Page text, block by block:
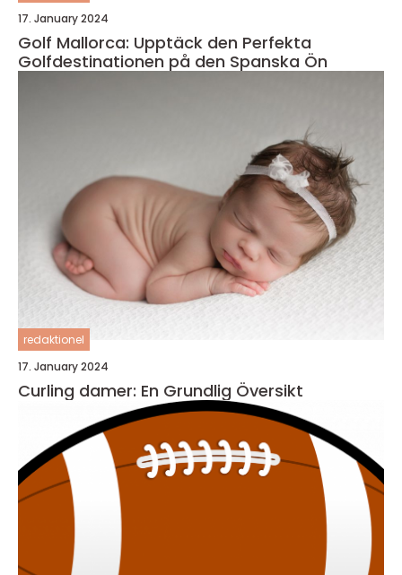
17. January 2024
Golf Mallorca: Upptäck den Perfekta
Golfdestinationen på den Spanska Ön
redaktionel
17. January 2024
Curling damer: En Grundlig Översikt